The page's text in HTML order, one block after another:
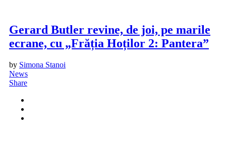
Gerard Butler revine, de joi, pe marile
ecrane, cu „Frăția Hoților 2: Pantera”
by Simona Stanoi
News
Share